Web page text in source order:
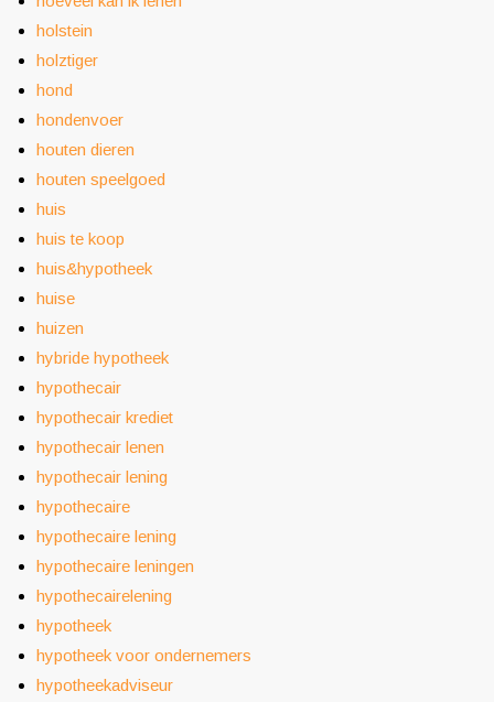
holstein
holztiger
hond
hondenvoer
houten dieren
houten speelgoed
huis
huis te koop
huis&hypotheek
huise
huizen
hybride hypotheek
hypothecair
hypothecair krediet
hypothecair lenen
hypothecair lening
hypothecaire
hypothecaire lening
hypothecaire leningen
hypothecairelening
hypotheek
hypotheek voor ondernemers
hypotheekadviseur